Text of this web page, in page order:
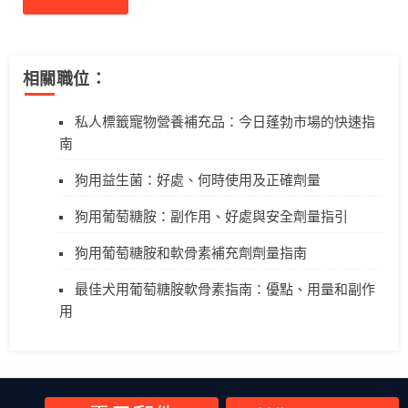
相關職位：
私人標籤寵物營養補充品：今日蓬勃市場的快速指
南
狗用益生菌：好處、何時使用及正確劑量
狗用葡萄糖胺：副作用、好處與安全劑量指引
狗用葡萄糖胺和軟骨素補充劑劑量指南
最佳犬用葡萄糖胺軟骨素指南：優點、用量和副作
用